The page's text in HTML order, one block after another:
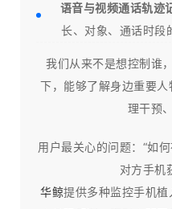
语音与视频通话轨迹
长、对象、通话时段
我们从来不是想控制谁
下，能够了解身边重要
理干预
用户最关心的问题：“如
对方手机
华鲸提供多种监控手机